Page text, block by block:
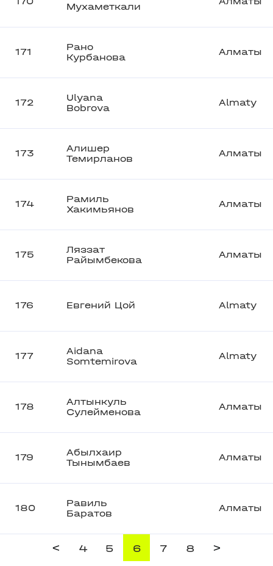
Мухаметкали
171
Рано
Курбанова
Алматы
172
Ulyana
Bobrova
Almaty
173
Алишер
Темирланов
Алматы
174
Рамиль
Хакимьянов
Алматы
175
Ляззат
Райымбекова
Алматы
176 Евгений Цой Almaty
177
Aidana
Somtemirova
Almaty
178
Алтынкуль
Сулейменова
Алматы
179
Абылхаир
Тынымбаев
Алматы
180
Равиль
Баратов
Алматы
< 4 5 6 7 8 >